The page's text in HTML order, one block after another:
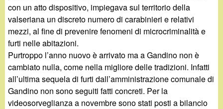
con un atto dispositivo, impiegava sul territorio della
valseriana un discreto numero di carabinieri e relativi
mezzi, al fine di prevenire fenomeni di microcriminalità e
furti nelle abitazioni.
Purtroppo l’anno nuovo è arrivato ma a Gandino non è
cambiato nulla, come nella migliore delle tradizioni. Infatti
all’ultima sequela di furti dall’amministrazione comunale di
Gandino non sono seguiti fatti concreti. Per la
videosorveglianza a novembre sono stati posti a bilancio